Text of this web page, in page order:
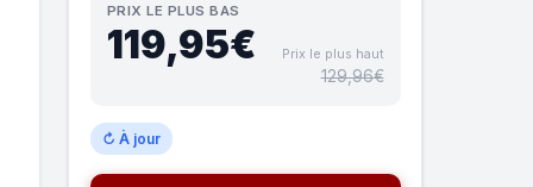
PRIX LE PLUS BAS
119,95€ Prix le plus haut
129,96€
↻ À jour